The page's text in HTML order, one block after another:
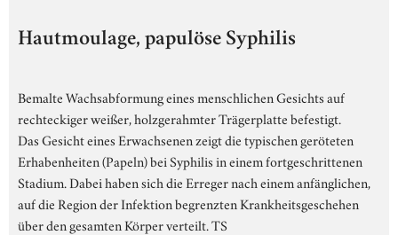
Hautmoulage, papulöse Syphilis
Bemalte Wachsabformung eines menschlichen Gesichts auf
rechteckiger weißer, holzgerahmter Trägerplatte befestigt.
Das Gesicht eines Erwachsenen zeigt die typischen geröteten
Erhabenheiten (Papeln) bei Syphilis in einem fortgeschrittenen
Stadium. Dabei haben sich die Erreger nach einem anfänglichen,
auf die Region der Infektion begrenzten Krankheitsgeschehen
über den gesamten Körper verteilt. TS